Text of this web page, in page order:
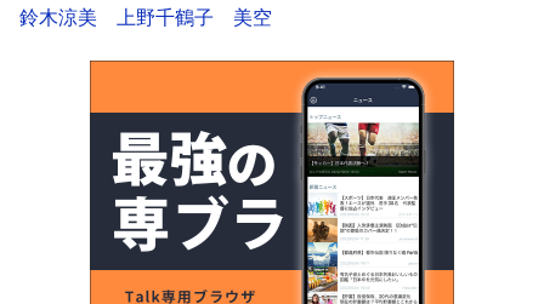
鈴木涼美
上野千鶴子 美空